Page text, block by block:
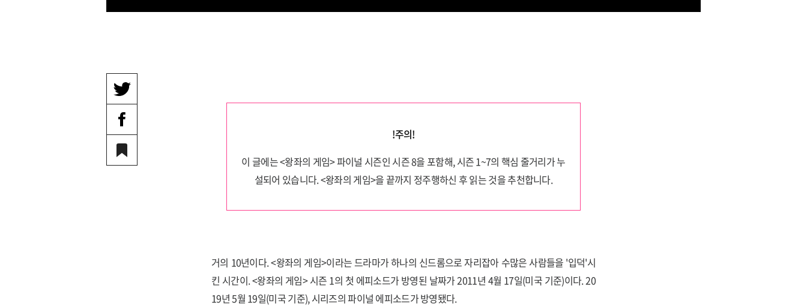
!주의!
이 글에는 <왕좌의 게임> 파이널 시즌인 시즌 8을 포함해, 시즌 1~7의 핵심 줄거리가 누
설되어 있습니다. <왕좌의 게임>을 끝까지 정주행하신 후 읽는 것을 추천합니다.
거의 10년이다. <왕좌의 게임>이라는 드라마가 하나의 신드롬으로 자리잡아 수많은 사람들을 '입덕'시
킨 시간이. <왕좌의 게임> 시즌 1의 첫 에피소드가 방영된 날짜가 2011년 4월 17일(미국 기준)이다. 20
19년 5월 19일(미국 기준), 시리즈의 파이널 에피소드가 방영됐다.